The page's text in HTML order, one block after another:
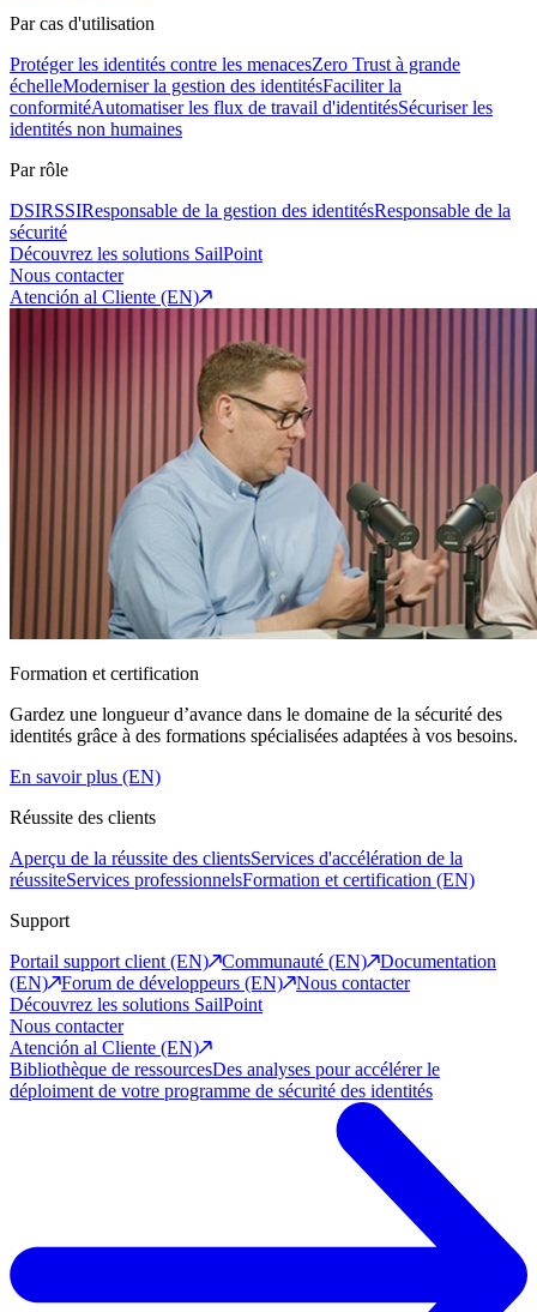
Par cas d'utilisation
Protéger les identités contre les menacesZero Trust à grande
échelleModerniser la gestion des identitésFaciliter la
conformitéAutomatiser les flux de travail d'identitésSécuriser les
identités non humaines
Par rôle
DSIRSSIResponsable de la gestion des identitésResponsable de la
sécurité
Découvrez les solutions SailPoint
Nous contacter
Atención al Cliente (EN)
Formation et certification
Gardez une longueur d’avance dans le domaine de la sécurité des
identités grâce à des formations spécialisées adaptées à vos besoins.
En savoir plus (EN)
Réussite des clients
Aperçu de la réussite des clientsServices d'accélération de la
réussiteServices professionnelsFormation et certification (EN)
Support
Portail support client (EN)
Communauté (EN)
Documentation
(EN)
Forum de développeurs (EN)
Nous contacter
Découvrez les solutions SailPoint
Nous contacter
Atención al Cliente (EN)
Bibliothèque de ressourcesDes analyses pour accélérer le
déploiment de votre programme de sécurité des identités